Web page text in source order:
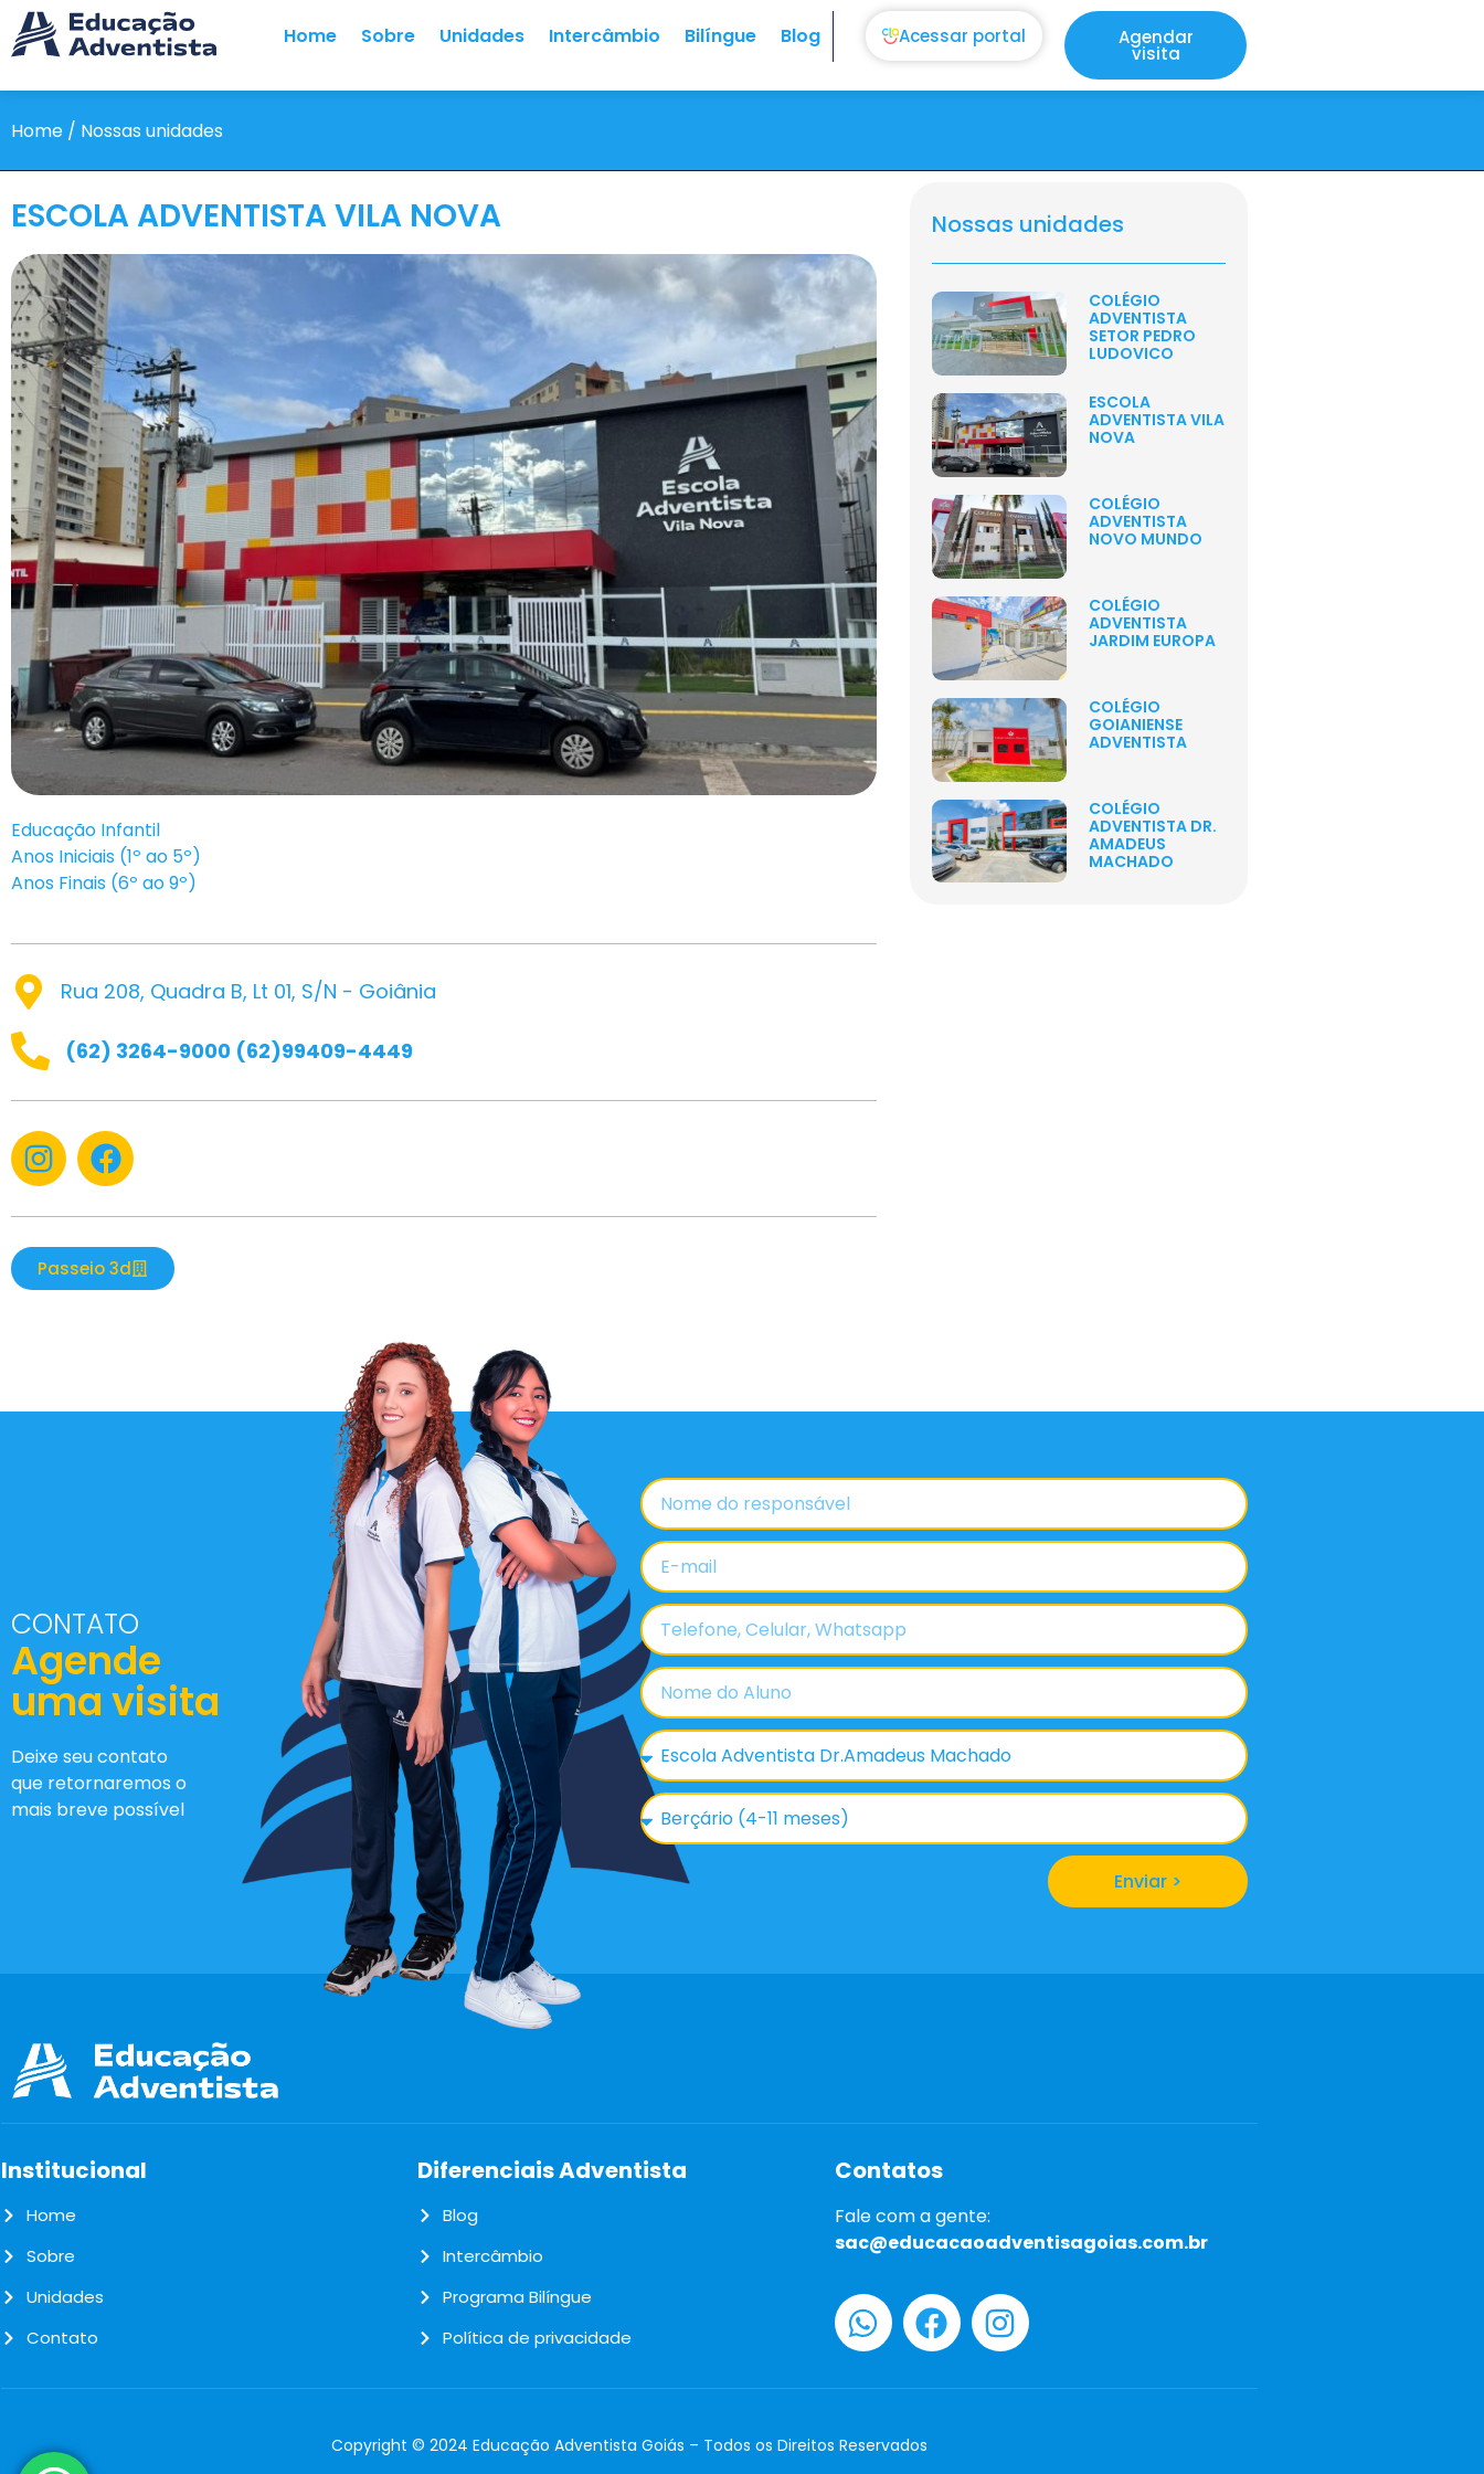
Home Sobre Unidades Intercâmbio Bilíngue Blog Acessar portal Agendar
visita
Home / Nossas unidades
ESCOLA ADVENTISTA VILA NOVA
Educação Infantil
Anos Iniciais (1º ao 5º)
Anos Finais (6º ao 9º)
Rua 208, Quadra B, Lt 01, S/N - Goiânia
(62) 3264-9000 (62)99409-4449
Passeio 3d
Nossas unidades
COLÉGIO
ADVENTISTA
SETOR PEDRO
LUDOVICO
ESCOLA
ADVENTISTA VILA
NOVA
COLÉGIO
ADVENTISTA
NOVO MUNDO
COLÉGIO
ADVENTISTA
JARDIM EUROPA
COLÉGIO
GOIANIENSE
ADVENTISTA
COLÉGIO
ADVENTISTA DR.
AMADEUS
MACHADO
CONTATO
Agende
uma visita
Deixe seu contato
que retornaremos o
mais breve possível
Enviar >
Institucional
Home
Sobre
Unidades
Contato
Diferenciais Adventista
Blog
Intercâmbio
Programa Bilíngue
Política de privacidade
Contatos
Fale com a gente:
sac@educacaoadventisagoias.com.br
Copyright © 2024 Educação Adventista Goiás – Todos os Direitos Reservados